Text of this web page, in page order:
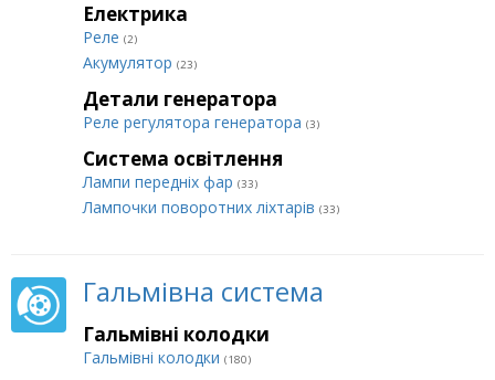
Електрика
Реле (2)
Акумулятор (23)
Детали генератора
Реле регулятора генератора (3)
Система освітлення
Лампи передніх фар (33)
Лампочки поворотних ліхтарів (33)
Гальмівна система
Гальмівні колодки
Гальмівні колодки (180)